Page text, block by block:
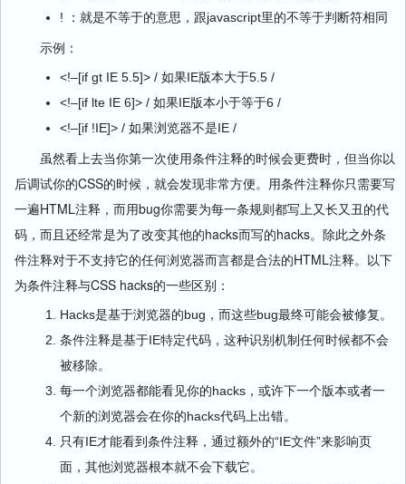
! ：就是不等于的意思，跟javascript里的不等于判断符相同
示例：
<!–[if gt IE 5.5]> / 如果IE版本大于5.5 /
<!–[if lte IE 6]> / 如果IE版本小于等于6 /
<!–[if !IE]> / 如果浏览器不是IE /
虽然看上去当你第一次使用条件注释的时候会更费时，但当你以
后调试你的CSS的时候，就会发现非常方便。用条件注释你只需要写
一遍HTML注释，而用bug你需要为每一条规则都写上又长又丑的代
码，而且还经常是为了改变其他的hacks而写的hacks。除此之外条
件注释对于不支持它的任何浏览器而言都是合法的HTML注释。以下
为条件注释与CSS hacks的一些区别：
Hacks是基于浏览器的bug，而这些bug最终可能会被修复。
条件注释是基于IE特定代码，这种识别机制任何时候都不会
被移除。
每一个浏览器都能看见你的hacks，或许下一个版本或者一
个新的浏览器会在你的hacks代码上出错。
只有IE才能看到条件注释，通过额外的“IE文件”来影响页
面，其他浏览器根本就不会下载它。